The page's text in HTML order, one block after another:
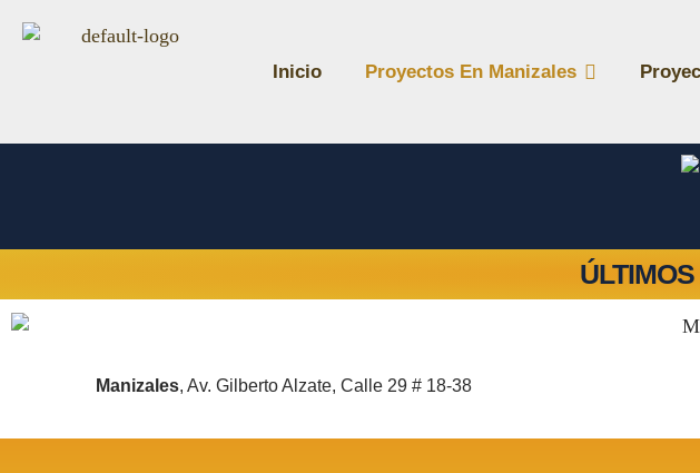
Inicio Proyectos En Manizales
Manizales, Av. Gilberto Alzate, Calle 29 # 18-38